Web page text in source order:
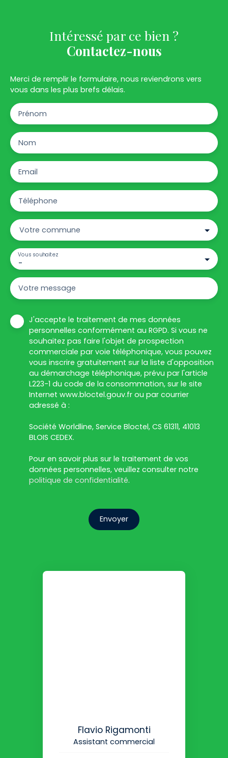
Intéressé par ce bien ?
Contactez-nous
Merci de remplir le formulaire, nous reviendrons vers
vous dans les plus brefs délais.
Prénom
Nom
Email
Téléphone
Votre commune
-
Vous souhaitez
Votre message
J'accepte le traitement de mes données
personnelles conformément au RGPD. Si vous ne
souhaitez pas faire l'objet de prospection
commerciale par voie téléphonique, vous pouvez
vous inscrire gratuitement sur la liste d'opposition
au démarchage téléphonique, prévu par l'article
L223-1 du code de la consommation, sur le site
Internet www.bloctel.gouv.fr ou par courrier
adressé à :
Société Worldline, Service Bloctel, CS 61311, 41013
BLOIS CEDEX.
Pour en savoir plus sur le traitement de vos
données personnelles, veuillez consulter notre
politique de confidentialité.
Envoyer
Flavio Rigamonti
Assistant commercial